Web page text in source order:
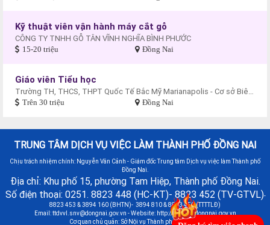
Kỹ thuật viên vận hành máy cắt gỗ
CÔNG TY TNHH GỖ TÂN VĨNH NGHĨA BÌNH PHƯỚC
15-20 triệu Đồng Nai
Giáo viên Tiểu học
Trường TH, THCS, THPT Quốc Tế Bắc Mỹ Marianapolis - Cơ sở Biên Hòa
Trên 30 triệu Đồng Nai
TRUNG TÂM DỊCH VỤ VIỆC LÀM THÀNH PHỐ ĐỒNG NAI
Chịu trách nhiệm chính: Nguyễn Văn Cảnh - Giám đốc Trung tâm Dịch vụ việc làm Thành phố
Đồng Nai.
Địa chỉ: Khu phố 15, phường Tam Hiệp, Thành phố Đồng Nai.
Số điện thoại: 0251. 8823 448 (HC-KT)- 8823 452 (TV-GTVL)-
8823 453 & 3894 160 (BHTN)- 3894 810 & 8823 451 (TTTTLĐ)
Email:ttdvvl.snv@dongnai.gov.vn - Website: http://vieclamdongnai.gov.vn
Cơ quan chủ quản: Sở Nội vụ Thành phố Đồng Nai